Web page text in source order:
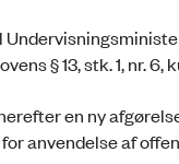
§ 13, stk. 1, nr. 6,
en ny
anvendelse af